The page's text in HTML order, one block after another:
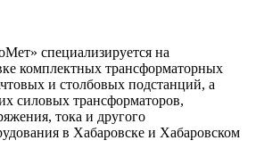
специализируется на
комплектных трансформаторных
и столбовых подстанций, а
силовых трансформаторов,
тока и другого
в Хабаровске и Хабаровском